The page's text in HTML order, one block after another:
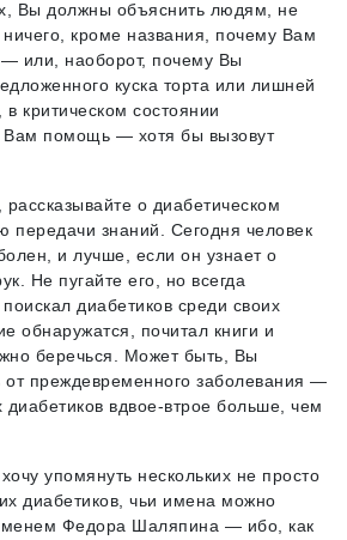
Вы должны объяснить людям, не
кроме названия, почему Вам
— или, наоборот, почему Вы
куска торта или лишней
критическом состоянии
помощь — хотя бы вызовут
о диабетическом
передачи знаний. Сегодня человек
и лучше, если он узнает о
Не пугайте его, но всегда
диабетиков среди своих
обнаружатся, почитал книги и
беречься. Может быть, Вы
от преждевременного заболевания —
диабетиков вдвое-втрое больше, чем
упомянуть нескольких не просто
диабетиков, чьи имена можно
Федора Шаляпина — ибо, как